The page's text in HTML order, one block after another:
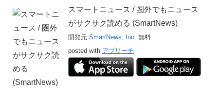
スマートニュース / 圏外でもニュース
がサクサク読める (SmartNews)
開発元:SmartNews, Inc. 無料
posted with アプリーチ